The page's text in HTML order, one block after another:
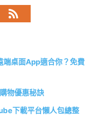
端桌面App適合你？免費
物優惠秘訣
下載平台懶人包總整